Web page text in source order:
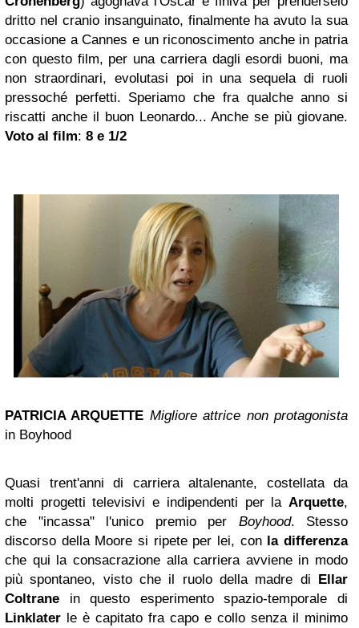
dritto nel cranio insanguinato, finalmente ha avuto la sua
occasione a Cannes e un riconoscimento anche in patria
con questo film, per una carriera dagli esordi buoni, ma
non straordinari, evolutasi poi in una sequela di ruoli
pressoché perfetti. Speriamo che fra qualche anno si
riscatti anche il buon Leonardo... Anche se più giovane.
Voto al film: 8 e 1/2
PATRICIA ARQUETTE Migliore attrice non protagonista
in Boyhood
Quasi trent'anni di carriera altalenante, costellata da
molti progetti televisivi e indipendenti per la Arquette,
che "incassa" l'unico premio per Boyhood. Stesso
discorso della Moore si ripete per lei, con la differenza
che qui la consacrazione alla carriera avviene in modo
più spontaneo, visto che il ruolo della madre di Ellar
Coltrane in questo esperimento spazio-temporale di
Linklater le è capitato fra capo e collo senza il minimo